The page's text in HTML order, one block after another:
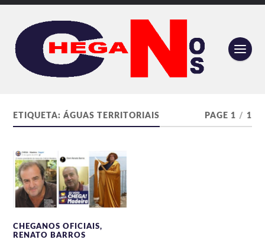
ETIQUETA:ÁGUAS TERRITORIAIS PAGE 1 / 1
CHEGANOS OFICIAIS,
RENATO BARROS